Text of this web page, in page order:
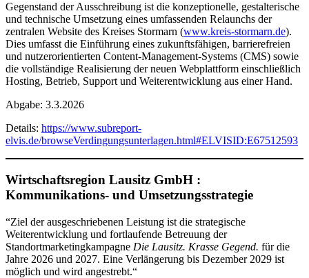
Gegenstand der Ausschreibung ist die konzeptionelle, gestalterische
und technische Umsetzung eines umfassenden Relaunchs der
zentralen Website des Kreises Stormarn (www.kreis-stormarn.de).
Dies umfasst die Einführung eines zukunftsfähigen, barrierefreien
und nutzerorientierten Content-Management-Systems (CMS) sowie
die vollständige Realisierung der neuen Webplattform einschließlich
Hosting, Betrieb, Support und Weiterentwicklung aus einer Hand.
Abgabe: 3.3.2026
Details: https://www.subreport-
elvis.de/browseVerdingungsunterlagen.html#ELVISID:E67512593
Wirtschaftsregion Lausitz GmbH :
Kommunikations- und Umsetzungsstrategie
“Ziel der ausgeschriebenen Leistung ist die strategische
Weiterentwicklung und fortlaufende Betreuung der
Standortmarketingkampagne Die Lausitz. Krasse Gegend. für die
Jahre 2026 und 2027. Eine Verlängerung bis Dezember 2029 ist
möglich und wird angestrebt.“